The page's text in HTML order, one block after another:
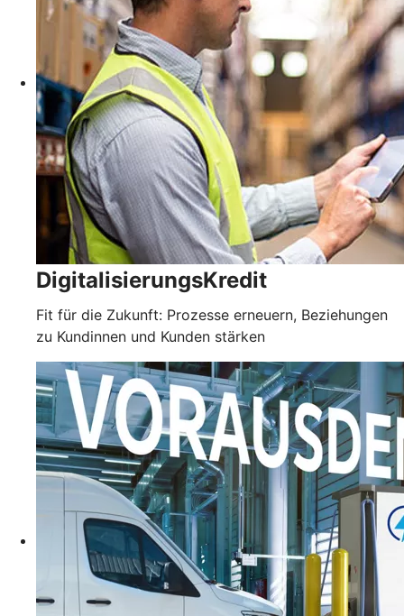
DigitalisierungsKredit
Fit für die Zukunft: Prozesse erneuern, Beziehungen
zu Kundinnen und Kunden stärken